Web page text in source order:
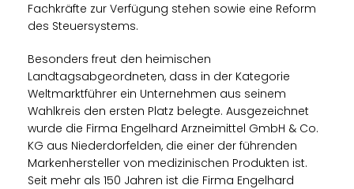
Fachkräfte zur Verfügung stehen sowie eine Reform
des Steuersystems.
Besonders freut den heimischen
Landtagsabgeordneten, dass in der Kategorie
Weltmarktführer ein Unternehmen aus seinem
Wahlkreis den ersten Platz belegte. Ausgezeichnet
wurde die Firma Engelhard Arzneimittel GmbH & Co.
KG aus Niederdorfelden, die einer der führenden
Markenhersteller von medizinischen Produkten ist.
Seit mehr als 150 Jahren ist die Firma Engelhard